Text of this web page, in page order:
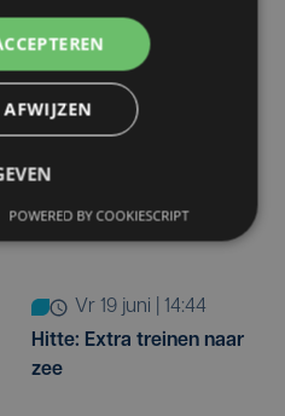
zomervakantie
vr 26 juni | 13:54
NMBS legt dit weekend
vr 19 juni | 14:44
Hitte: Extra treinen naar
zee
POWERED BY COOKIESCRIPT